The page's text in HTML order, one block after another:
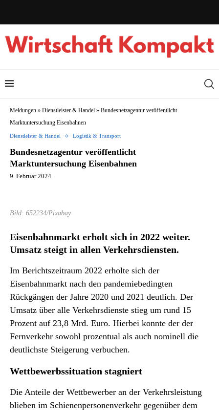
Meldungen » Dienstleister & Handel » Bundesnetzagentur veröffentlicht
Marktuntersuchung Eisenbahnen
Dienstleister & Handel Logistik & Transport
Bundesnetzagentur veröffentlicht
Marktuntersuchung Eisenbahnen
9. Februar 2024
Bild: 652234/Pixabay
Eisenbahnmarkt erholt sich in 2022 weiter.
Umsatz steigt in allen Verkehrsdiensten.
Im Berichtszeitraum 2022 erholte sich der
Eisenbahnmarkt nach den pandemiebedingten
Rückgängen der Jahre 2020 und 2021 deutlich. Der
Umsatz über alle Verkehrsdienste stieg um rund 15
Prozent auf 23,8 Mrd. Euro. Hierbei konnte der der
Fernverkehr sowohl prozentual als auch nominell die
deutlichste Steigerung verbuchen.
Wettbewerbssituation stagniert
Die Anteile der Wettbewerber an der Verkehrsleistung
blieben im Schienenpersonenverkehr gegenüber dem